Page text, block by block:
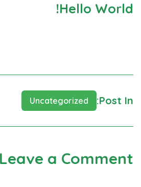
Hello World!
Post In:
Uncategorized
Leave a Comment